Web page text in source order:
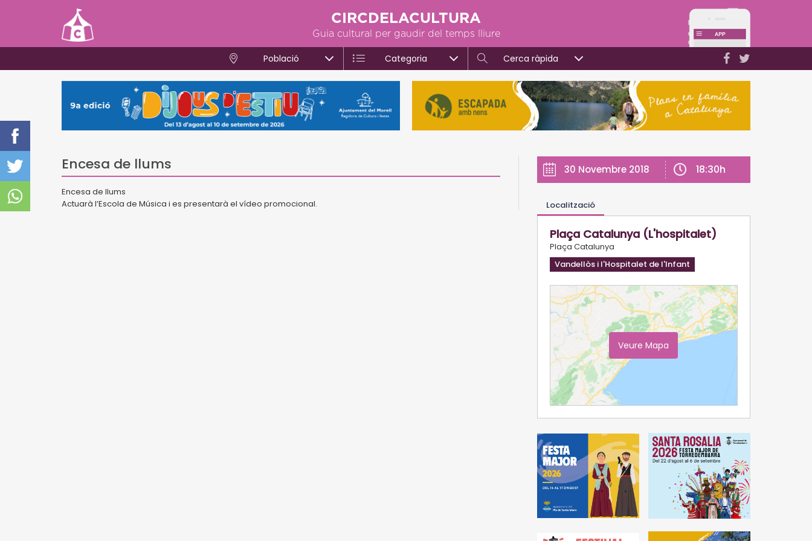
CIRCDELACULTURA
Guia cultural per gaudir del temps lliure
Població Categoria Cerca ràpida
Encesa de llums
Encesa de llums
Actuarà l’Escola de Música i es presentarà el vídeo promocional.
30 Novembre 2018 18:30h
Localització
Plaça Catalunya (L'hospitalet)
Plaça Catalunya
Vandellòs i l'Hospitalet de l'Infant
Veure Mapa